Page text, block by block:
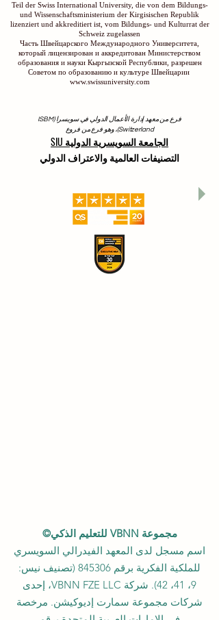
Teil der Swiss International University, die von dem Bildungs-
und Wissenschaftsministerium der Kirgisischen Republik
lizenziert und akkreditiert ist, vom Bildungs- und Kulturrat der
Schweiz zugelassen
Часть Швейцарского Международного Университета,
который лицензирован и аккредитован Министерством
образования и науки Кыргызской Республики, разрешен
Советом по образованию и культуре Швейцарии
www.swissuniversity.com
فرع من معهد إدارة الأعمال الدولي في سويسرا (ISBM
Switzerland)، وهو فرع من فروع
الجامعة السويسرية الدولية SIU
التصنيفات العالمية والاعتراف الدولي
مجموعة VBNN للتعليم الذكي©
اسم مسجل لدى المعهد الفيدرالي السويسري
للملكية الفكرية برقم 845306 (تصنيف نيس:
9، 41، 42). شركة VBNN FZE LLC، إحدى
شركات مجموعة سمارت إديوكيشن. مرخصة